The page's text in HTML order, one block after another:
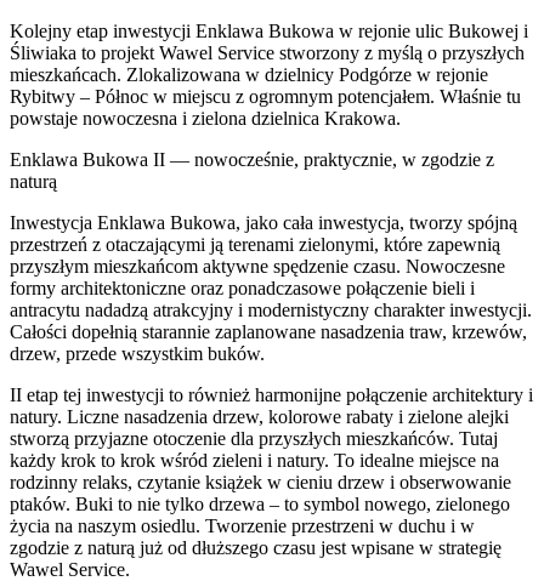
Kolejny etap inwestycji Enklawa Bukowa w rejonie ulic Bukowej i
Śliwiaka to projekt Wawel Service stworzony z myślą o przyszłych
mieszkańcach. Zlokalizowana w dzielnicy Podgórze w rejonie
Rybitwy – Północ w miejscu z ogromnym potencjałem. Właśnie tu
powstaje nowoczesna i zielona dzielnica Krakowa.
Enklawa Bukowa II — nowocześnie, praktycznie, w zgodzie z
naturą
Inwestycja Enklawa Bukowa, jako cała inwestycja, tworzy spójną
przestrzeń z otaczającymi ją terenami zielonymi, które zapewnią
przyszłym mieszkańcom aktywne spędzenie czasu. Nowoczesne
formy architektoniczne oraz ponadczasowe połączenie bieli i
antracytu nadadzą atrakcyjny i modernistyczny charakter inwestycji.
Całości dopełnią starannie zaplanowane nasadzenia traw, krzewów,
drzew, przede wszystkim buków.
II etap tej inwestycji to również harmonijne połączenie architektury i
natury. Liczne nasadzenia drzew, kolorowe rabaty i zielone alejki
stworzą przyjazne otoczenie dla przyszłych mieszkańców. Tutaj
każdy krok to krok wśród zieleni i natury. To idealne miejsce na
rodzinny relaks, czytanie książek w cieniu drzew i obserwowanie
ptaków. Buki to nie tylko drzewa – to symbol nowego, zielonego
życia na naszym osiedlu. Tworzenie przestrzeni w duchu i w
zgodzie z naturą już od dłuższego czasu jest wpisane w strategię
Wawel Service.